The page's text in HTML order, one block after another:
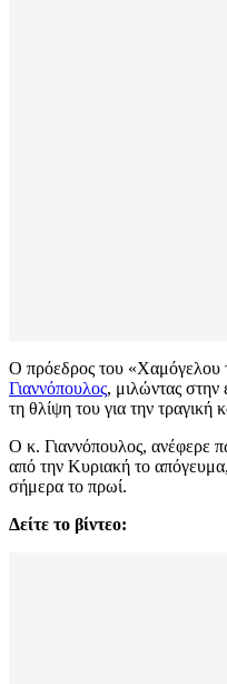
Ο πρόεδρος του «Χαμόγελου
Γιαννόπουλος, μιλώντας
τη θλίψη του για την τραγική
Ο κ. Γιαννόπουλος, ανέφερε
από την Κυριακή το
σήμερα το πρωί.
Δείτε το βίντεο: